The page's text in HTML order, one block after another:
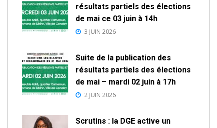
résultats partiels des élections
de mai ce 03 juin à 14h
3 JUIN 2026
Suite de la publication des
résultats partiels des élections
de mai – mardi 02 juin à 17h
2 JUIN 2026
Scrutins : la DGE active un